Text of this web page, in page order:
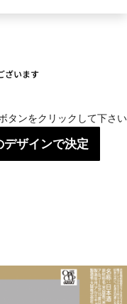
ざいます
タンをクリックして下さい
デザインで決定